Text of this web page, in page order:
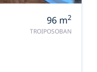
96 m2
TROIPOSOBAN